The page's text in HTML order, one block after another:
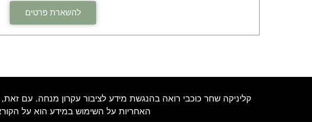
להשארת פרטים
קליניקה שחר כוכבי רואה בהנגשת מידע לציבור עקרון מנחה. עם
האחריות על השימוש במידע הוא על